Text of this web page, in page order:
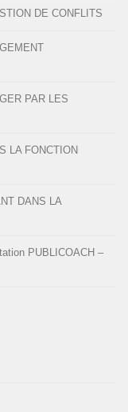
DE CONFLITS
PAR LES
LA FONCTION
DANS LA
PUBLICOACH –